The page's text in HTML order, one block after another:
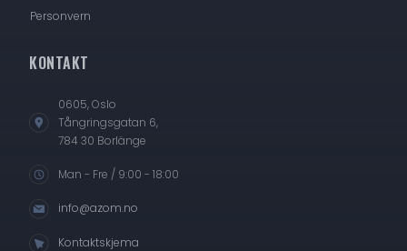
Personvern
KONTAKT
0605, Oslo
Tångringsgatan 6,
784 30 Borlänge
Man - Fre / 9:00 - 18:00
info@azom.no
Kontaktskjema